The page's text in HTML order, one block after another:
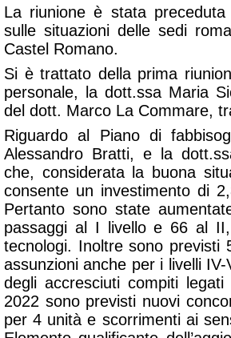
La riunione è stata
sulle situazioni delle sedi
Castel Romano.
Si è trattato della prima
personale, la dott.ssa Maria
del dott. Marco La Commare,
Riguardo al Piano di
Alessandro Bratti, e la
che, considerata la buona
consente un investimento di
Pertanto sono state
passaggi al I livello e 66 al
tecnologi. Inoltre sono previsti
assunzioni anche per i livelli
degli accresciuti compiti
2022 sono previsti nuovi
per 4 unità e scorrimenti ai